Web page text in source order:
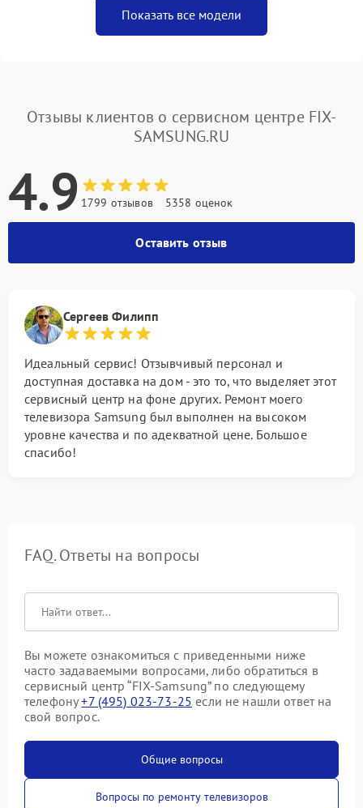
Показать все модели
Отзывы клиентов о сервисном центре FIX-
SAMSUNG.RU
4.9 1799 отзывов 5358 оценок
Оставить отзыв
Сергеев Филипп
Идеальный сервис! Отзывчивый персонал и
доступная доставка на дом - это то, что выделяет этот
сервисный центр на фоне других. Ремонт моего
телевизора Samsung был выполнен на высоком
уровне качества и по адекватной цене. Большое
спасибо!
FAQ. Ответы на вопросы
Вы можете ознакомиться с приведенными ниже
часто задаваемыми вопросами, либо обратиться в
сервисный центр “FIX-Samsung” по следующему
телефону+7 (495) 023-73-25 если не нашли ответ на
свой вопрос.
Общие вопросы
Вопросы по ремонту телевизоров